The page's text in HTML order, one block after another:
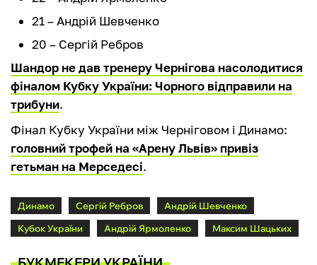
21 – Андрій Шевченко
20 – Сергій Ребров
Шандор не дав тренеру Чернігова насолодитися
фіналом Кубку України: Чорного відправили на
трибуни.
Фінал Кубку України між Черніговом і Динамо:
головний трофей на «Арену Львів» привіз
гетьман на Мерседесі.
Динамо Сергій Ребров
Андрій Шевченко
Кубок України
Андрій Ярмоленко Максим Шацьких